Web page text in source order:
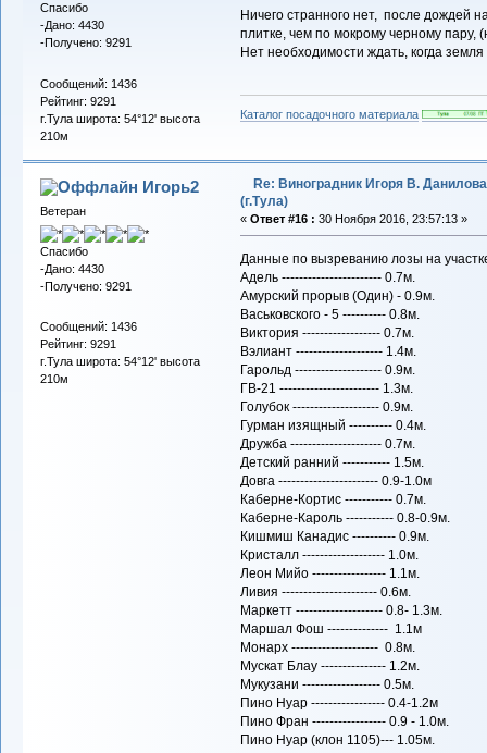
Спасибо
-Дано: 4430
-Получено: 9291
Сообщений: 1436
Рейтинг: 9291
г.Тула широта: 54°12' высота
210м
Ничего странного нет, после дождей
плитке, чем по мокрому черному пару,
Нет необходимости ждать, когда земля
Каталог посадочного материала
Игорь2
Ветеран
Спасибо
-Дано: 4430
-Получено: 9291
Сообщений: 1436
Рейтинг: 9291
г.Тула широта: 54°12' высота
210м
Re: Виноградник Игоря В. Данилова
(г.Тула)
« Ответ #16 : 30 Ноября 2016, 23:57:13 »
Данные по вызреванию лозы на
Адель ----------------------- 0.7м.
Амурский прорыв (Один) - 0.9м.
Васьковского - 5 ---------- 0.8м.
Виктория ------------------ 0.7м.
Вэлиант -------------------- 1.4м.
Гарольд -------------------- 0.9м.
ГВ-21 ----------------------- 1.3м.
Голубок -------------------- 0.9м.
Гурман изящный ---------- 0.4м.
Дружба --------------------- 0.7м.
Детский ранний ----------- 1.5м.
Довга ----------------------- 0.9-1.0м
Каберне-Кортис ----------- 0.7м.
Каберне-Кароль ----------- 0.8-0.9м.
Кишмиш Канадис ---------- 0.9м.
Кристалл ------------------- 1.0м.
Леон Мийо ----------------- 1.1м.
Ливия ---------------------- 0.6м.
Maркетт -------------------- 0.8- 1.3м.
Маршал Фош -------------- 1.1м
Монарх -------------------- 0.8м.
Мускат Блау --------------- 1.2м.
Мукузани ------------------ 0.5м.
Пино Нуар ----------------- 0.4-1.2м
Пино Фран ----------------- 0.9 - 1.0м.
Пино Нуар (клон 1105)--- 1.05м.